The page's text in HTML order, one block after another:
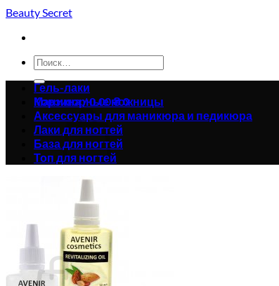
Skip
content
Beauty Secret
Искать:
Корзина /0.00₴0
Корзина пуста.
Вернуться в магазин
0
Корзина
Гель-лаки
Маникюрные ножницы
Аксессуары для маникюра и педикюра
Лаки для ногтей
База для ногтей
Топ для ногтей